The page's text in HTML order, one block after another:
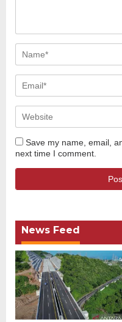
Save my name, email,
next time I comment.
News Feed